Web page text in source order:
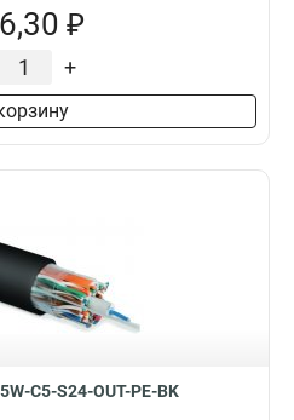
₽
+
C5-S24-OUT-PE-BK